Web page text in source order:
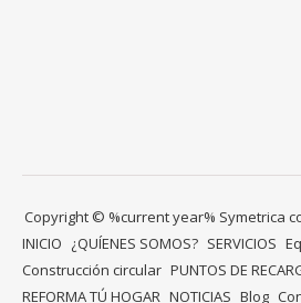
Copyright © %current year% Symetrica
INICIO ¿QUÍENES SOMOS? SERVICIOS
Construcción circular PUNTOS DE
REFORMA TÚ HOGAR NOTICIAS Blog